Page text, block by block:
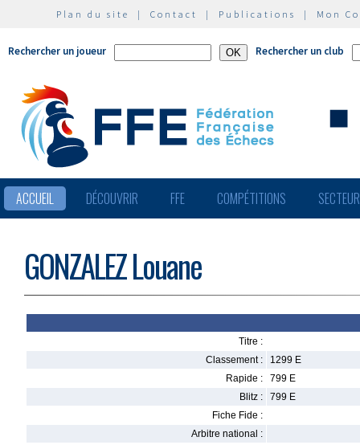
Plan du site | Contact | Publications | Mon
Rechercher un joueur Rechercher un club
ACCUEIL DÉCOUVRIR FFE COMPÉTITIONS
GONZALEZ Louane
Titre :
Classement :
1299 E
Rapide :
799 E
Blitz :
799 E
Fiche Fide :
Arbitre national :